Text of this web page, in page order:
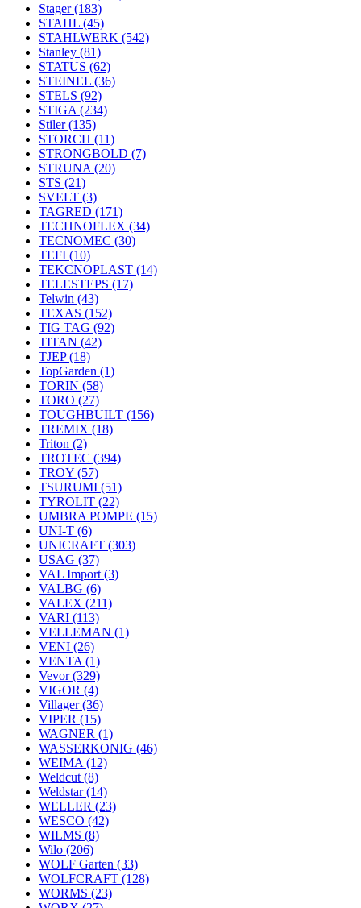
Stager(183)
STAHL (45)
STAHLWERK (542)
Stanley (81)
STATUS (62)
STEINEL (36)
STELS (92)
STIGA (234)
Stiler(135)
STORCH (11)
STRONGBOLD (7)
STRUNA (20)
STS (21)
SVELT (3)
TAGRED (171)
TECHNOFLEX (34)
TECNOMEC (30)
TEFI (10)
TEKCNOPLAST (14)
TELESTEPS (17)
Telwin (43)
TEXAS (152)
TIG TAG (92)
TITAN (42)
TJEP(18)
TopGarden (1)
TORIN (58)
TORO (27)
TOUGHBUILT (156)
TREMIX (18)
Triton (2)
TROTEC (394)
TROY (57)
TSURUMI (51)
TYROLIT (22)
UMBRA POMPE (15)
UNI-T (6)
UNICRAFT (303)
USAG (37)
VAL Import (3)
VALBG (6)
VALEX (211)
VARI (113)
VELLEMAN (1)
VENI (26)
VENTA (1)
Vevor(329)
VIGOR (4)
Villager(36)
VIPER (15)
WAGNER (1)
WASSERKONIG (46)
WEIMA (12)
Weldcut (8)
Weldstar(14)
WELLER (23)
WESCO (42)
WILMS (8)
Wilo (206)
WOLF Garten (33)
WOLFCRAFT (128)
WORMS (23)